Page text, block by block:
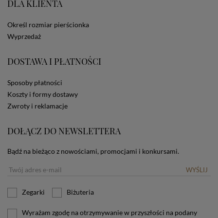
ze Sklepu bez zmiany ustawień w przeglądarce
zamieszczane w urządzeniu końcowym każdego
użytkownika. Jeżeli użytkownik nie wyraża zgody na
informacji o plikach cookies.
DLA KLIENTA
Określ rozmiar pierścionka
Wyprzedaż
DOSTAWA I PŁATNOŚCI
Sposoby płatności
Koszty i formy dostawy
Zwroty i reklamacje
DOŁĄCZ DO NEWSLETTERA
Bądź na bieżąco z nowościami, promocjami i konkursami.
WYŚLIJ
Zegarki Biżuteria
Wyrażam zgodę na otrzymywanie w przyszłości na podany